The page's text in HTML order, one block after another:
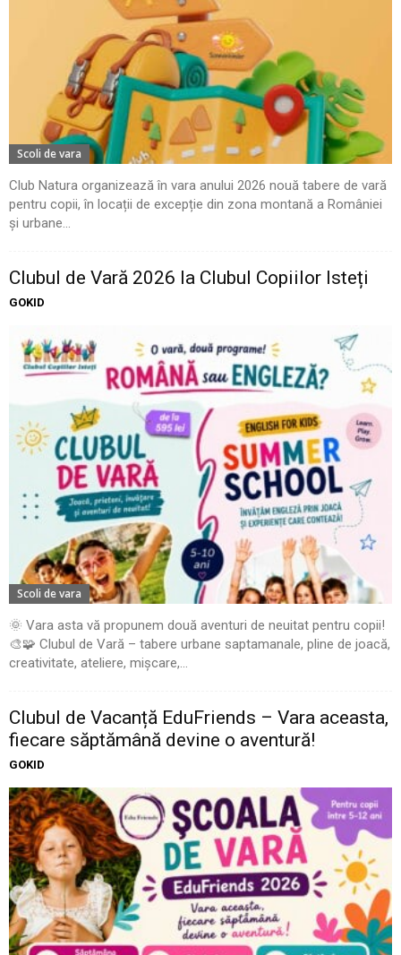
Scoli de vara
Club Natura organizează în vara anului 2026 nouă tabere de vară
pentru copii, în locații de excepție din zona montană a României
și urbane...
Clubul de Vară 2026 la Clubul Copiilor Isteți
GOKID
Scoli de vara
🌞 Vara asta vă propunem două aventuri de neuitat pentru copii!
🎨🧩 Clubul de Vară – tabere urbane saptamanale, pline de joacă,
creativitate, ateliere, mișcare,...
Clubul de Vacanță EduFriends – Vara aceasta,
fiecare săptămână devine o aventură!
GOKID